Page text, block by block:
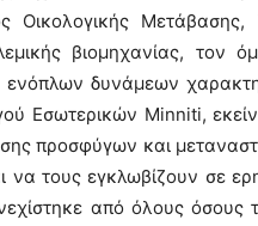
Μετάβασης,
βιομηχανίας, τον
ενόπλων δυνάμεων
Εσωτερικών Minniti,
προσφύγων και
να τους εγκλωβίζουν σε
από όλους